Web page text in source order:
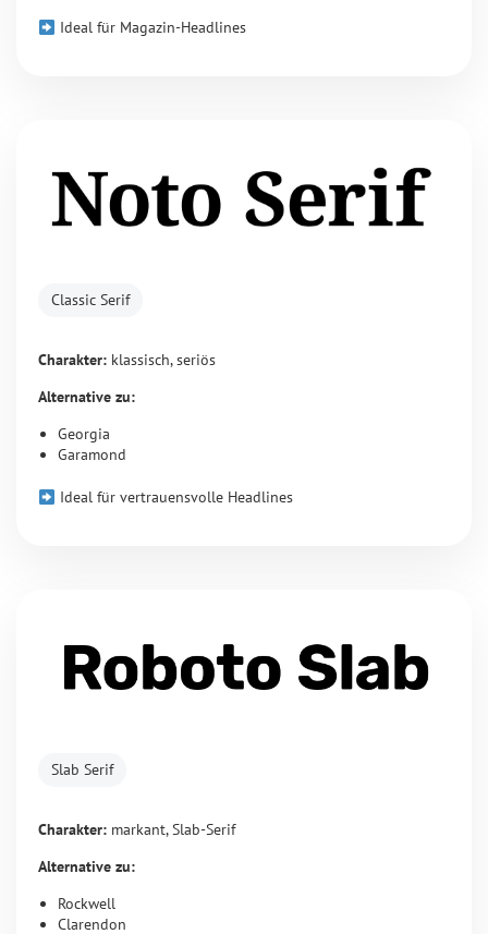
Ideal für Magazin-Headlines
Classic Serif
Charakter: klassisch, seriös
Alternative zu:
Georgia
Garamond
Ideal für vertrauensvolle Headlines
Slab Serif
Charakter: markant, Slab-Serif
Alternative zu:
Rockwell
Clarendon